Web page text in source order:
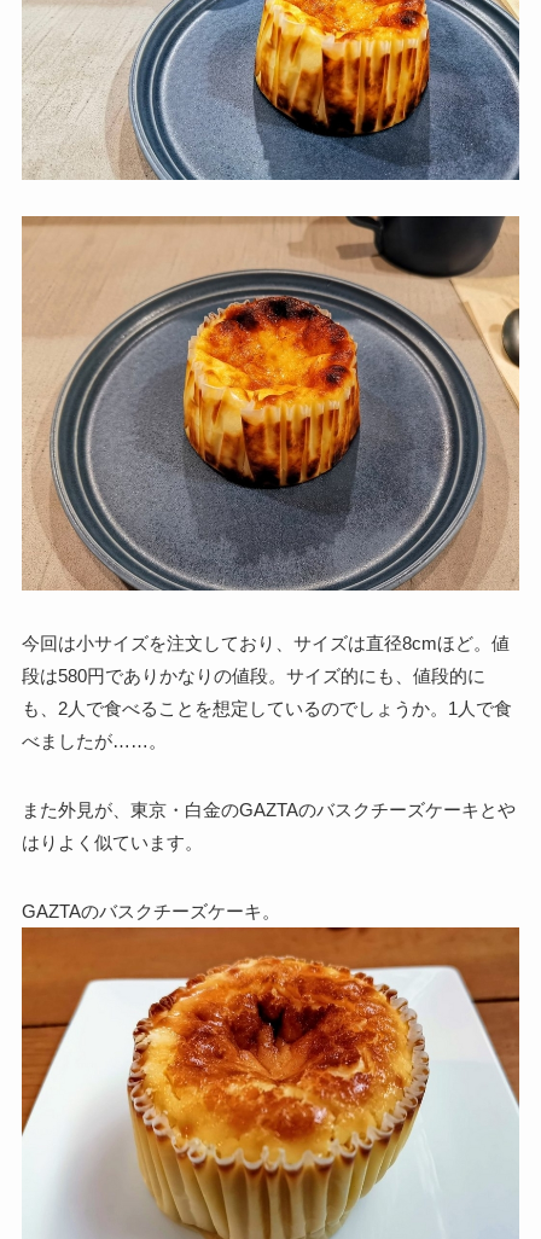
今回は小サイズを注文しており、サイズは直径8cmほど。値
段は580円でありかなりの値段。サイズ的にも、値段的に
も、2人で食べることを想定しているのでしょうか。1人で食
べましたが……。
また外見が、東京・白金のGAZTAのバスクチーズケーキとや
はりよく似ています。
GAZTAのバスクチーズケーキ。